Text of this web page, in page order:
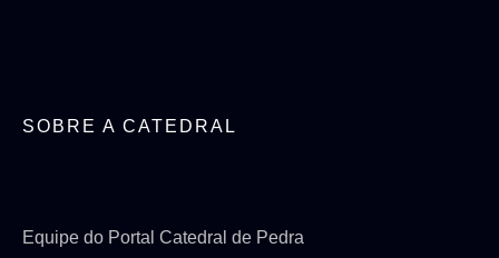
SOBRE A CATEDRAL
Equipe do Portal Catedral de Pedra